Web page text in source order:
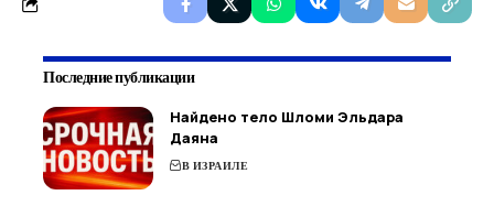
Последние публикации
Найдено тело Шломи Эльдара
Даяна
В ИЗРАИЛЕ